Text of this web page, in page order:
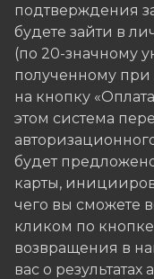
подтверждения
будете зайти в
(по 20-значному
полученному
на кнопку
этом система
будет
карты,
чего вы сможете
кликом по кнопке
возвращения в
вас о результатах